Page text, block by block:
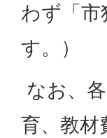
わず「市
す。）
なお、
育、教材